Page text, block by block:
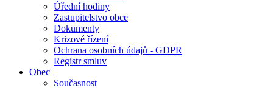
Úřední hodiny
Zastupitelstvo obce
Dokumenty
Krizové řízení
Ochrana osobních údajů - GDPR
Registr smluv
Obec
Současnost